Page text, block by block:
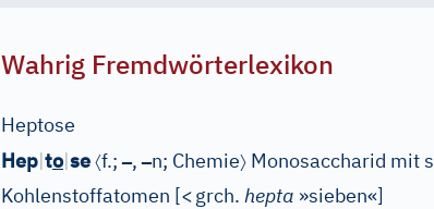
Wahrig Fremdwörterlexikon
Heptose
Hep|to|se〈f.;–,–n; Chemie〉 Monosaccharid mit
Kohlenstoffatomen [<grch. hepta »sieben«]